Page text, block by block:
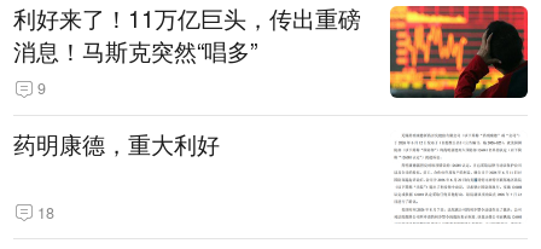
利好来了！11万亿巨头，传出重磅
消息！马斯克突然“唱多”
9
药明康德，重大利好
18